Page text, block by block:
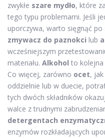
zwykłe szare mydło, które
tego typu problemami. Jeśli
uporczywa, warto sięgnąć
zmywacz do paznokci lub
wcześniejszym
materiału. Alkohol to
Co więcej, zarówno ocet, jak
oddzielnie lub w duecie,
tych dwóch składników
walce z trudnymi
detergentach
enzymów rozkładających